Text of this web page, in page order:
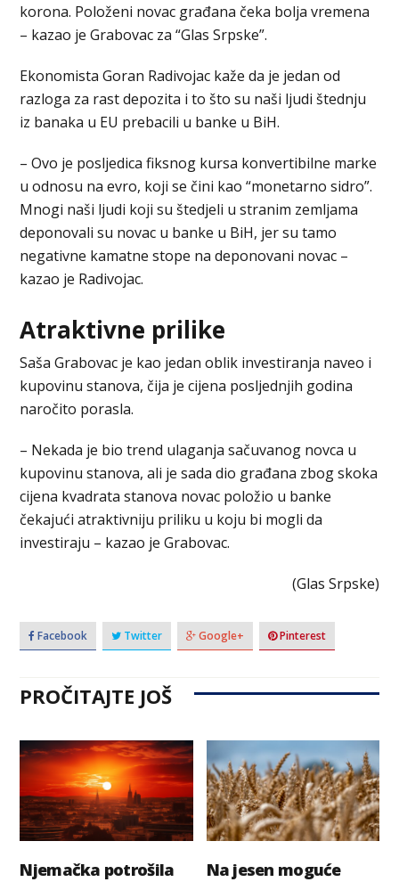
korona. Položeni novac građana čeka bolja vremena
– kazao je Grabovac za “Glas Srpske”.
Ekonomista Goran Radivojac kaže da je jedan od
razloga za rast depozita i to što su naši ljudi štednju
iz banaka u EU prebacili u banke u BiH.
– Ovo je posljedica fiksnog kursa konvertibilne marke
u odnosu na evro, koji se čini kao “monetarno sidro”.
Mnogi naši ljudi koji su štedjeli u stranim zemljama
deponovali su novac u banke u BiH, jer su tamo
negativne kamatne stope na deponovani novac –
kazao je Radivojac.
Atraktivne prilike
Saša Grabovac je kao jedan oblik investiranja naveo i
kupovinu stanova, čija je cijena posljednjih godina
naročito porasla.
– Nekada je bio trend ulaganja sačuvanog novca u
kupovinu stanova, ali je sada dio građana zbog skoka
cijena kvadrata stanova novac položio u banke
čekajući atraktivniju priliku u koju bi mogli da
investiraju – kazao je Grabovac.
(Glas Srpske)
Facebook Twitter Google+ Pinterest
PROČITAJTE JOŠ
Njemačka potrošila
Na jesen moguće